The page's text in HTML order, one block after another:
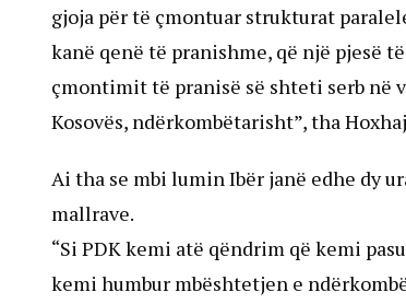
gjoja për të çmontuar strukturat
kanë qenë të pranishme, që një pjesë
çmontimit të pranisë së shteti serb
Kosovës, ndërkombëtarisht”, tha
Ai tha se mbi lumin Ibër janë edhe dy
mallrave.
“Si PDK kemi atë qëndrim që kemi
kemi humbur mbështetjen e